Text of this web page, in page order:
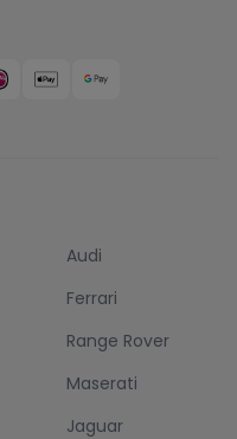
Audi
Ferrari
Range Rover
Maserati
Jaguar